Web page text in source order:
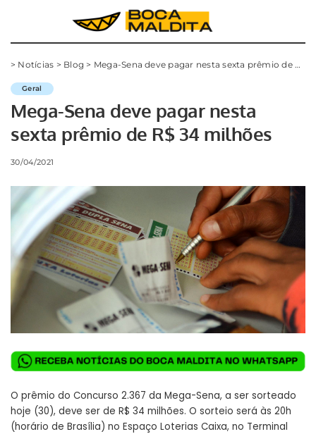
> Notícias > Blog > Mega-Sena deve pagar nesta sexta prêmio de R$ 34 milhões
Geral
Mega-Sena deve pagar nesta
sexta prêmio de R$ 34 milhões
30/04/2021
O prêmio do Concurso 2.367 da Mega-Sena, a ser sorteado
hoje (30), deve ser de R$ 34 milhões. O sorteio será às 20h
(horário de Brasília) no Espaço Loterias Caixa, no Terminal